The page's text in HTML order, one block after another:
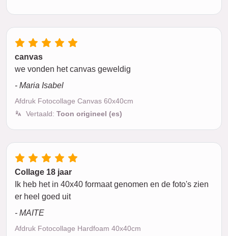
canvas
we vonden het canvas geweldig
- Maria Isabel
Afdruk Fotocollage Canvas 60x40cm
Vertaald: Toon origineel (es)
Collage 18 jaar
Ik heb het in 40x40 formaat genomen en de foto's zien
er heel goed uit
- MAITE
Afdruk Fotocollage Hardfoam 40x40cm